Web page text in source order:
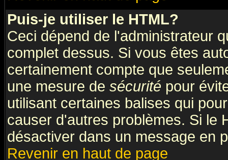
Puis-je utiliser le HTML?
Ceci dépend de l'administrateur
complet dessus. Si vous êtes
certainement compte que
une mesure de sécurité pour
utilisant certaines balises qui
causer d'autres problèmes. Si le
désactiver dans un message en
Revenir en haut de page